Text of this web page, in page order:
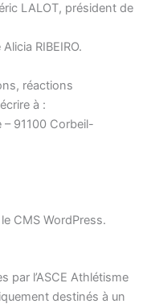
LALOT, président de
RIBEIRO.
réactions
à :
– 91100 Corbeil-
CMS WordPress.
par l’ASCE Athlétisme
destinés à un